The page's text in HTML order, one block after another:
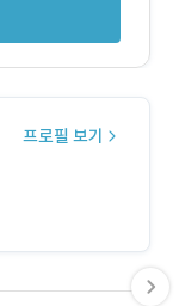
프로필 보기